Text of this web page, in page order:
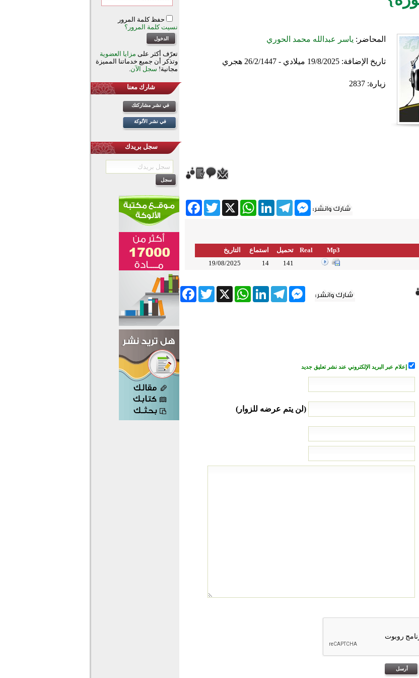
المحاضر: ياسر عبدالله محمد الحوري
تاريخ الإضافة:19/8/2025 ميلادي - 26/2/1447 هجري
زيارة: 2837
FacebookTwitter X
WhatsAppLinkedInTelegram
Messenger
Mp3
Real تحميل استماع
التاريخ
141
14
19/08/2025
FacebookTwitter X
WhatsAppLinkedInTelegram
Messenger
إعلام عبر البريد الإلكتروني عند نشر تعليق جديد
(لن يتم عرضه للزوار)
حفظ كلمة المرور
نسيت كلمة المرور؟
تعرّف أكثر على مزايا العضوية
وتذكر أن جميع خدماتنا المميزة
مجانية! سجل الآن.
شارك معنا
في نشر مشاركتك
في نشر الألوكة
سجل بريدك